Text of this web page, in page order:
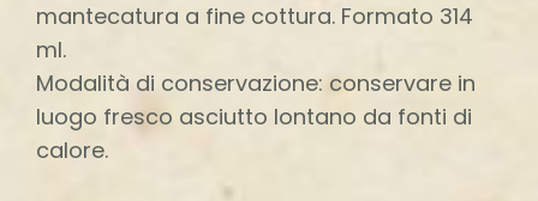
mantecatura a fine cottura. Formato 314
ml.
Modalità di conservazione: conservare in
luogo fresco asciutto lontano da fonti di
calore.